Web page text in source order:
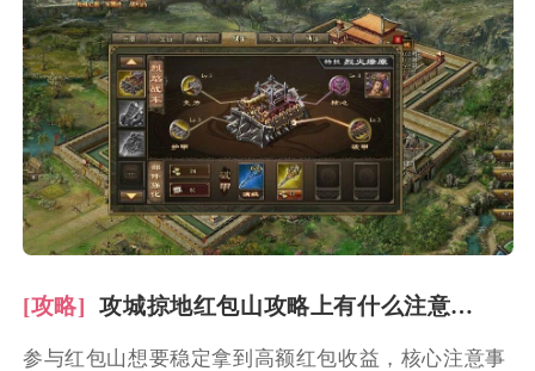
[攻略] 攻城掠地红包山攻略上有什么注意事项
参与红包山想要稳定拿到高额红包收益，核心注意事